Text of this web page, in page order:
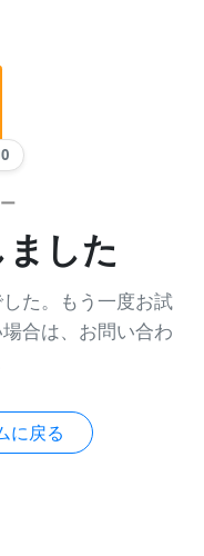
した
た。もう一度お試
合は、お問い合わ
に戻る